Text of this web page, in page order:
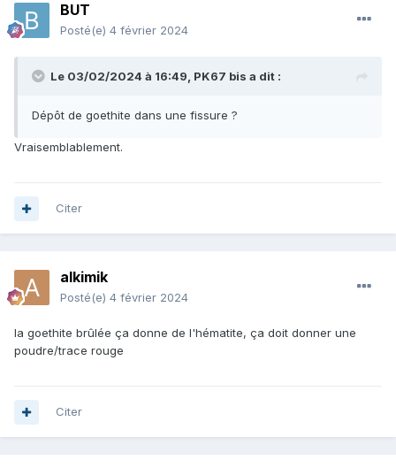
BUT
Posté(e) 4 février 2024
Le 03/02/2024 à 16:49, PK67 bis a dit :
Dépôt de goethite dans une fissure ?
Vraisemblablement.
Citer
alkimik
Posté(e) 4 février 2024
la goethite brûlée ça donne de l'hématite, ça doit donner une
poudre/trace rouge
Citer